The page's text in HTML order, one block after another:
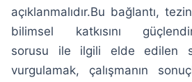
açıklanmalıdır.Bu bağlantı,
bilimsel katkısını
sorusu ile ilgili elde edilen
vurgulamak, çalışmanın